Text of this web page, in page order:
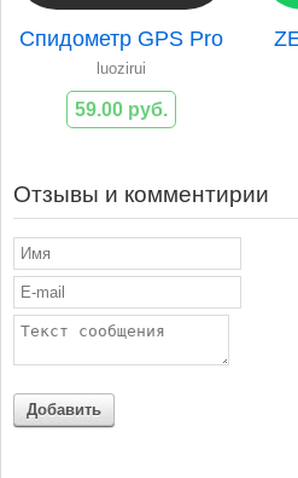
Спидометр GPS Pro
luozirui
59.00 руб.
Отзывы и комментирии
Добавить